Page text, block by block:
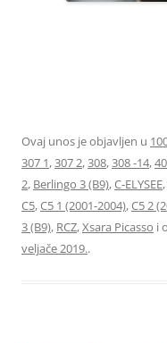
Ovaj unos je objavljen u
307 1,307 2,308,308 -14,
2, Berlingo 3 (B9),C-ELYSEE,
C5,C5 1 (2001-2004),C5 2
3 (B9), RCZ,Xsara Picasso i
veljače 2019..